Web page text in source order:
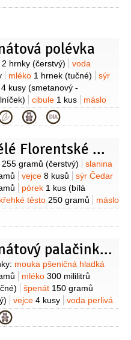
pečivo100 gramů
polévka
2 hrnky (čerstvý)
voda
mléko 1 hrnek (tučné)
sýr
4 kusy (smetanový -
cibule 1 kus
máslo
mouka pšeničná hladká
česnek1 stroužek sůl
Skvělé Florentské muffiny
255 gramů (čerstvý)
slanina
vejce 8 kusů
sýr Čedar
pórek 1 kus (bílá
křehké těsto 250 gramů
máslo
Špenátový palačinkový dort
mouka pšeničná hladká
mléko 300 mililitrů
špenát 150 gramů
vejce 4 kusy
voda perlivá
sůl pepř olej(rostlinný